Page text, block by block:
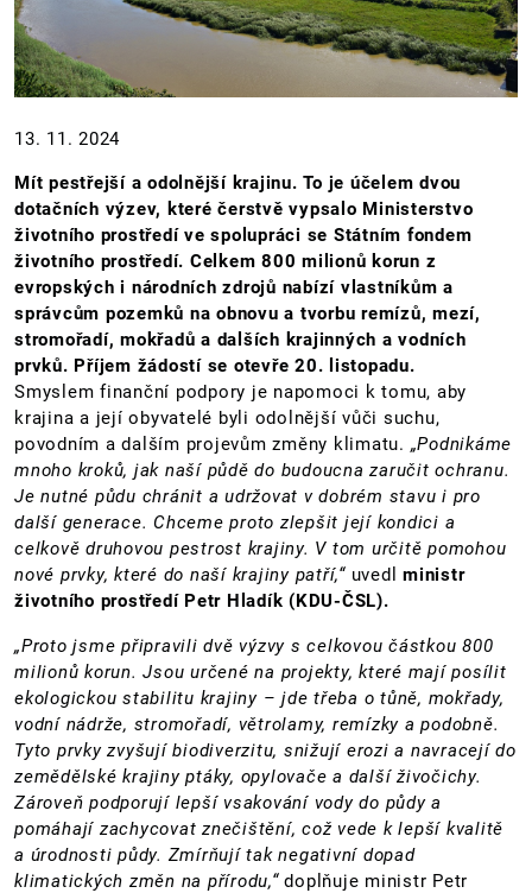
13. 11. 2024
Mít pestřejší a odolnější krajinu. To je účelem dvou
dotačních výzev, které čerstvě vypsalo Ministerstvo
životního prostředí ve spolupráci se Státním fondem
životního prostředí. Celkem 800 milionů korun z
evropských i národních zdrojů nabízí vlastníkům a
správcům pozemků na obnovu a tvorbu remízů, mezí,
stromořadí, mokřadů a dalších krajinných a vodních
prvků. Příjem žádostí se otevře 20. listopadu.
Smyslem finanční podpory je napomoci k tomu, aby
krajina a její obyvatelé byli odolnější vůči suchu,
povodním a dalším projevům změny klimatu. „Podnikáme
mnoho kroků, jak naší půdě do budoucna zaručit ochranu.
Je nutné půdu chránit a udržovat v dobrém stavu i pro
další generace. Chceme proto zlepšit její kondici a
celkově druhovou pestrost krajiny. V tom určitě pomohou
nové prvky, které do naší krajiny patří,“uvedl ministr
životního prostředí Petr Hladík (KDU-ČSL).
„Proto jsme připravili dvě výzvy s celkovou částkou 800
milionů korun. Jsou určené na projekty, které mají posílit
ekologickou stabilitu krajiny – jde třeba o tůně, mokřady,
vodní nádrže, stromořadí, větrolamy, remízky a podobně.
Tyto prvky zvyšují biodiverzitu, snižují erozi a navracejí do
zemědělské krajiny ptáky, opylovače a další živočichy.
Zároveň podporují lepší vsakování vody do půdy a
pomáhají zachycovat znečištění, což vede k lepší kvalitě
a úrodnosti půdy. Zmírňují tak negativní dopad
klimatických změn na přírodu,“doplňuje ministr Petr